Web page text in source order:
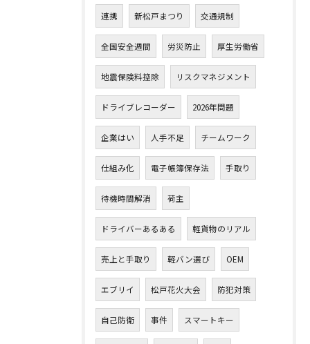
連携 新松戸まつり 交通規制
全国安全週間 労災防止 厚生労働省
地震保険料控除 リスクマネジメント
ドライブレコーダー 2026年問題
企業はい 人手不足 チームワーク
仕組み化 電子帳簿保存法 手取り
待機時間解消 荷主
ドライバーあるある 軽貨物のリアル
売上と手取り 軽バン選び OEM
エブリイ 松戸花火大会 防犯対策
自己防衛 事件 スマートキー